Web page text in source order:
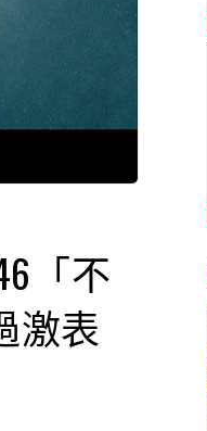
「不
激表